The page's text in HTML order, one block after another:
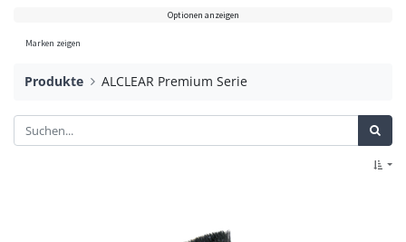
Optionen anzeigen
Marken zeigen
Produkte ALCLEAR Premium Serie